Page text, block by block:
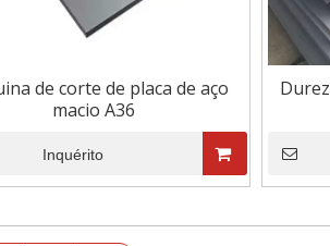
de corte de placa de aço
macio A36
Inquérito